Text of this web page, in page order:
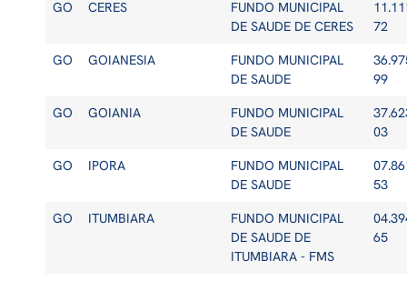
GO CERES
FUNDO MUNICIPAL
DE SAUDE DE CERES
72
GO GOIANESIA
FUNDO MUNICIPAL
DE SAUDE
99
GO GOIANIA
FUNDO MUNICIPAL
DE SAUDE
03
GO IPORA
FUNDO MUNICIPAL
DE SAUDE
53
GO ITUMBIARA
FUNDO MUNICIPAL
DE SAUDE DE
ITUMBIARA - FMS
65